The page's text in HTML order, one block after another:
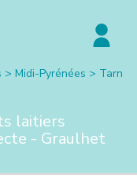
> Midi-Pyrénées > Tarn
laitiers
- Graulhet